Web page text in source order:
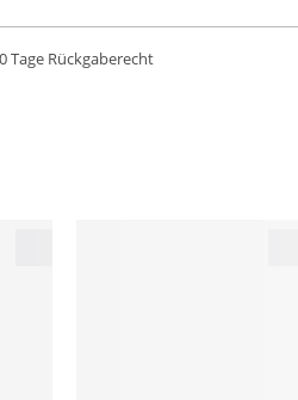
Tage Rückgaberecht